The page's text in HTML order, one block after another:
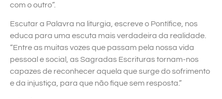
com o outro”.
Escutar a Palavra na liturgia, escreve o Pontífice, nos
educa para uma escuta mais verdadeira da realidade.
“Entre as muitas vozes que passam pela nossa vida
pessoal e social, as Sagradas Escrituras tornam-nos
capazes de reconhecer aquela que surge do sofrimento
e da injustiça, para que não fique sem resposta.”